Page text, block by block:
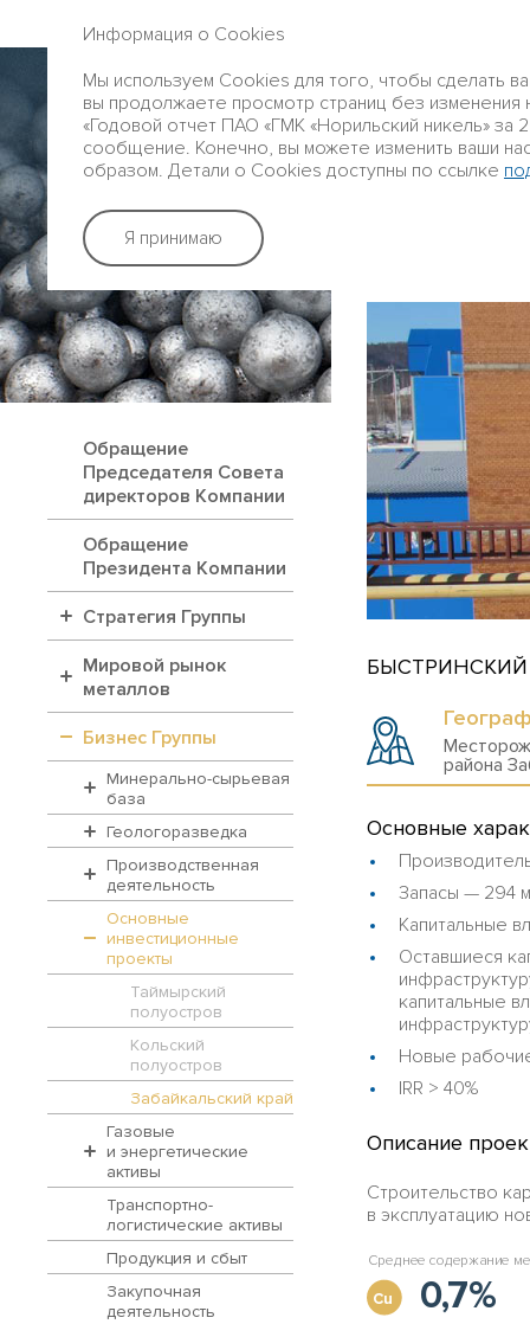
ГОДОВОЙ ОТЧЕТ 2016
Профиль
Группы
Обращение
Председателя Совета
директоров Компании
Обращение
Президента Компании
Стратегия Группы
Мировой рынок
металлов
Бизнес Группы
Минерально-сырьевая
база
Геологоразведка
Производственная
деятельность
Основные
инвестиционные
проекты
Таймырский
полуостров
Кольский
полуостров
Забайкальский край
Газовые
и энергетические
активы
Транспортно-
логистические активы
Продукция и сбыт
Закупочная
деятельность
БЫСТРИНСКИЙ
района
Основные
Запасы — 294
Капитальные
Оставшиеся
капитальные
Новые
IRR > 40%
Описание
Строительство
в эксплуатацию
Cu 0,7%
Среднее содержание ме
Информация о Cookies
Мы используем Cookies для того, чтобы сделать
вы продолжаете просмотр страниц без изменения
«Годовой отчет ПАО «ГМК «Норильский никель» за
сообщение. Конечно, вы можете изменить ваши
образом. Детали о Cookies доступны по ссылке
Я принимаю